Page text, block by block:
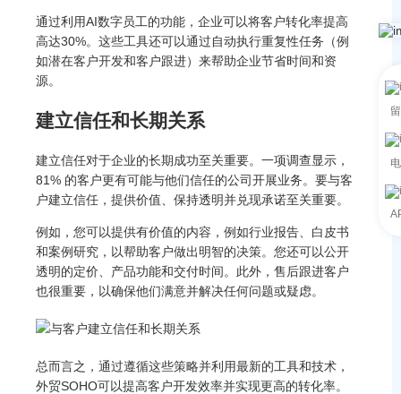
通过利用AI数字员工的功能，企业可以将客户转化率提高
高达30%。这些工具还可以通过自动执行重复性任务（例
如潜在客户开发和客户跟进）来帮助企业节省时间和资
源。
建立信任和长期关系
建立信任对于企业的长期成功至关重要。一项调查显示，
81% 的客户更有可能与他们信任的公司开展业务。要与客
户建立信任，提供价值、保持透明并兑现承诺至关重要。
例如，您可以提供有价值的内容，例如行业报告、白皮书
和案例研究，以帮助客户做出明智的决策。您还可以公开
透明的定价、产品功能和交付时间。此外，售后跟进客户
也很重要，以确保他们满意并解决任何问题或疑虑。
总而言之，通过遵循这些策略并利用最新的工具和技术，
外贸SOHO可以提高客户开发效率并实现更高的转化率。